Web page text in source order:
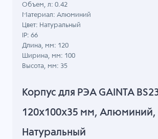
Корпус для РЭА GAINTA
120x100x35 мм, Алюминий,
Натуральный
Объем, л: 0.42
Материал: Алюминий
Цвет: Натуральный
IP: 66
Длина, мм: 120
Ширина, мм: 100
Высота, мм: 35